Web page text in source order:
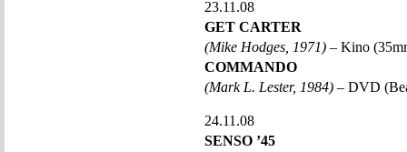
23.11.08
GET CARTER
(Mike Hodges, 1971) – Kino
COMMANDO
(Mark L. Lester, 1984) – DVD
24.11.08
SENSO ’45